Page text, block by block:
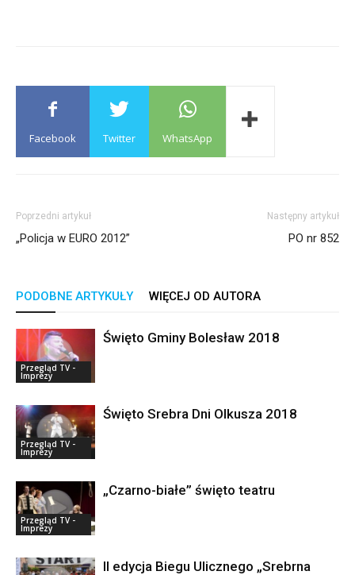
Facebook Twitter WhatsApp
Poprzedni artykuł
„Policja w EURO 2012”
Następny artykuł
PO nr 852
PODOBNE ARTYKUŁY WIĘCEJ OD AUTORA
Przegląd TV -
Imprezy
Święto Gminy Bolesław 2018
Przegląd TV -
Imprezy
Święto Srebra Dni Olkusza 2018
Przegląd TV -
Imprezy
„Czarno-białe” święto teatru
II edycja Biegu Ulicznego „Srebrna